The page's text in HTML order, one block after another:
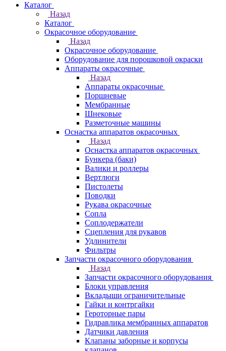
Каталог
Назад
Каталог
Окрасочное оборудование
Назад
Окрасочное оборудование
Оборудование для порошковой окраски
Аппараты окрасочные
Назад
Аппараты окрасочные
Поршневые
Мембранные
Шнековые
Разметочные машины
Оснастка аппаратов окрасочных
Назад
Оснастка аппаратов окрасочных
Бункера (баки)
Валики и роллеры
Вертлюги
Пистолеты
Поводки
Рукава окрасочные
Сопла
Соплодержатели
Сцепления для рукавов
Удлинители
Фильтры
Запчасти окрасочного оборудования
Назад
Запчасти окрасочного оборудования
Блоки управления
Вкладыши ограничительные
Гайки и контргайки
Героторные пары
Гидравлика мембранных аппаратов
Датчики давления
Клапаны заборные и корпусы